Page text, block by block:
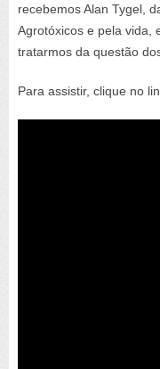
recebemos Alan Tygel,
Agrotóxicos e pela vida,
tratarmos da questão
Para assistir, clique no